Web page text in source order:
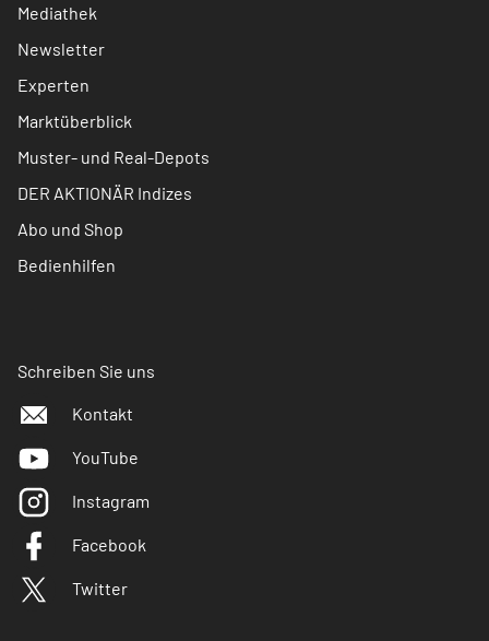
Mediathek
Newsletter
Experten
Marktüberblick
Muster- und Real-Depots
DER AKTIONÄR Indizes
Abo und Shop
Bedienhilfen
Schreiben Sie uns
Kontakt
YouTube
Instagram
Facebook
Twitter